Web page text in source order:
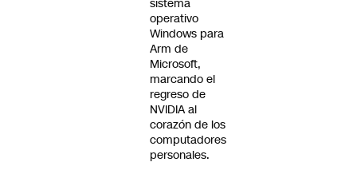
sistema
operativo
Windows para
Arm de
Microsoft,
marcando el
regreso de
NVIDIA al
corazón de los
computadores
personales.